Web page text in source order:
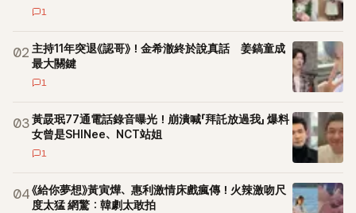
1
02 主持11年突退《認哥》！金希澈終於說真話 姜鎬童成
最大關鍵
1
03黃晸珉77通電話錄音曝光！崩潰喊「拜託放過我」 爆料
女曾是SHINee、NCT站姐
1
04《給你夢想》黃寅燁、惠利激情床戲瘋傳！火辣激吻尺
度太猛 網驚：韓劇太敢拍